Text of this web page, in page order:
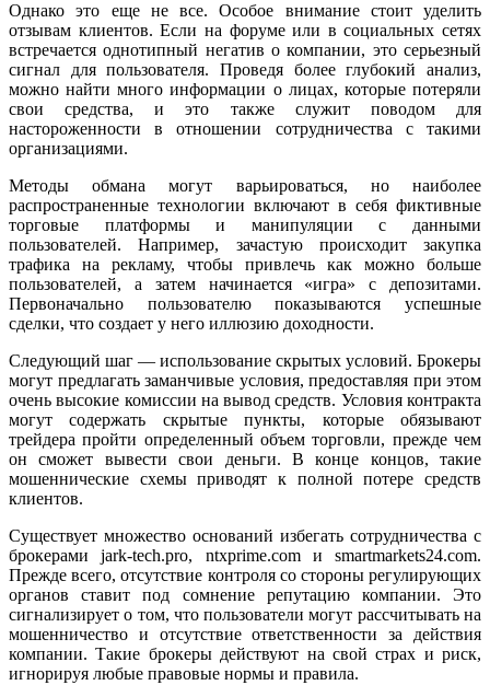
Однако это еще не все. Особое внимание стоит уделить
отзывам клиентов. Если на форуме или в социальных сетях
встречается однотипный негатив о компании, это серьезный
сигнал для пользователя. Проведя более глубокий анализ,
можно найти много информации о лицах, которые потеряли
свои средства, и это также служит поводом для
настороженности в отношении сотрудничества с такими
организациями.
Методы обмана могут варьироваться, но наиболее
распространенные технологии включают в себя фиктивные
торговые платформы и манипуляции с данными
пользователей. Например, зачастую происходит закупка
трафика на рекламу, чтобы привлечь как можно больше
пользователей, а затем начинается «игра» с депозитами.
Первоначально пользователю показываются успешные
сделки, что создает у него иллюзию доходности.
Следующий шаг — использование скрытых условий. Брокеры
могут предлагать заманчивые условия, предоставляя при этом
очень высокие комиссии на вывод средств. Условия контракта
могут содержать скрытые пункты, которые обязывают
трейдера пройти определенный объем торговли, прежде чем
он сможет вывести свои деньги. В конце концов, такие
мошеннические схемы приводят к полной потере средств
клиентов.
Существует множество оснований избегать сотрудничества с
брокерами jark-tech.pro, ntxprime.com и smartmarkets24.com.
Прежде всего, отсутствие контроля со стороны регулирующих
органов ставит под сомнение репутацию компании. Это
сигнализирует о том, что пользователи могут рассчитывать на
мошенничество и отсутствие ответственности за действия
компании. Такие брокеры действуют на свой страх и риск,
игнорируя любые правовые нормы и правила.